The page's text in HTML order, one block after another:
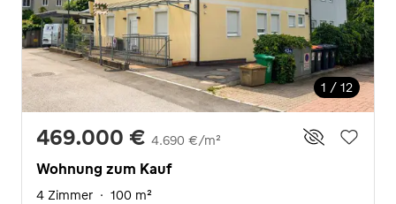
1 / 12
469.000 € 4.690 €/m²
Wohnung zum Kauf
4 Zimmer · 100 m²